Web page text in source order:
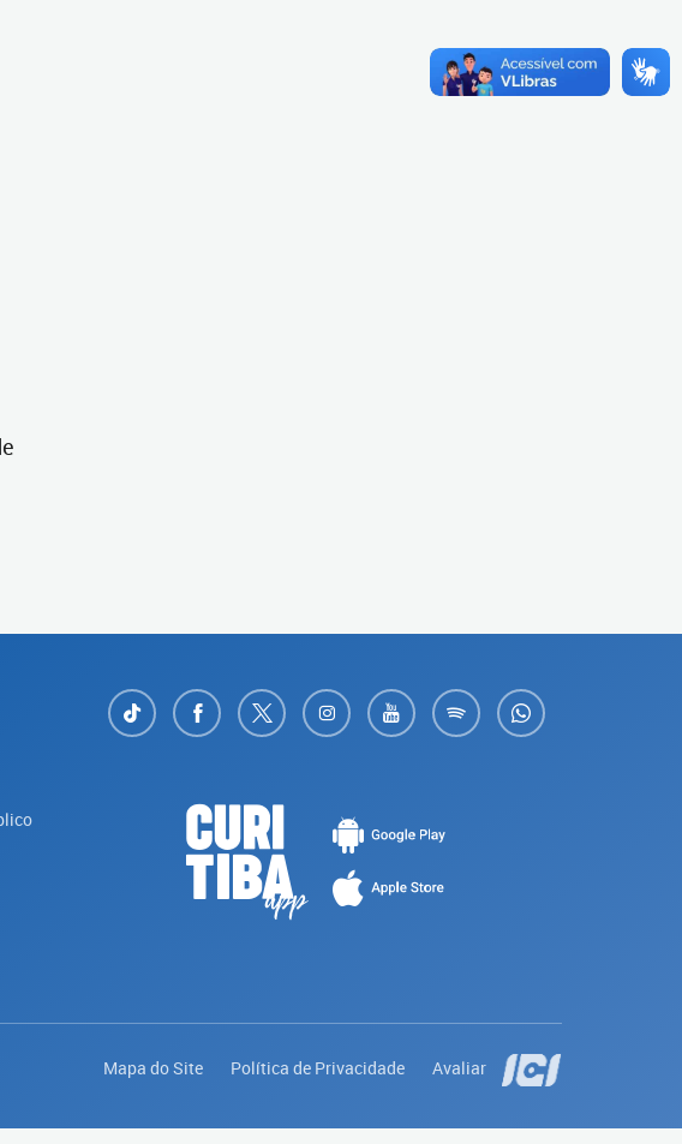
Mapa do Site Política de Privacidade Avaliar